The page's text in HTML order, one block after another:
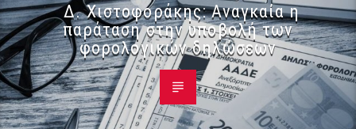
Δ. Χιστοφοράκης: Αναγκαία η
παράταση στην υποβολή των
φορολογικών δηλώσεων